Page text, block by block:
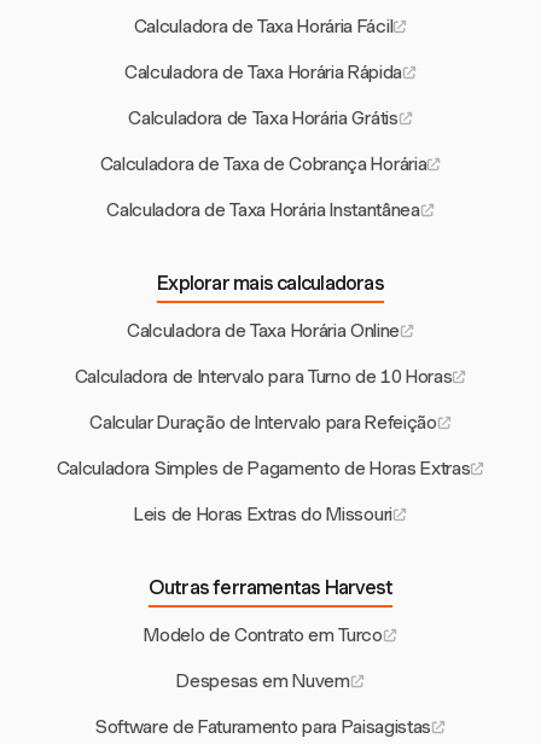
Calculadora de Taxa Horária Fácil
Calculadora de Taxa Horária Rápida
Calculadora de Taxa Horária Grátis
Calculadora de Taxa de Cobrança Horária
Calculadora de Taxa Horária Instantânea
Explorar mais calculadoras
Calculadora de Taxa Horária Online
Calculadora de Intervalo para Turno de 10 Horas
Calcular Duração de Intervalo para Refeição
Calculadora Simples de Pagamento de Horas Extras
Leis de Horas Extras do Missouri
Outras ferramentas Harvest
Modelo de Contrato em Turco
Despesas em Nuvem
Software de Faturamento para Paisagistas